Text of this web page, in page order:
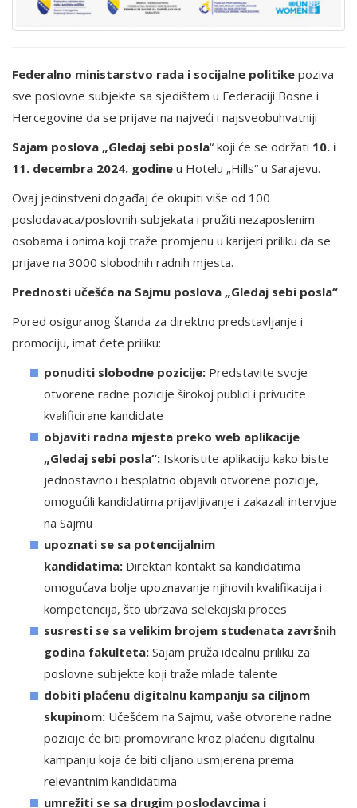
Federalno ministarstvo rada i socijalne politike poziva
sve poslovne subjekte sa sjedištem u Federaciji Bosne i
Hercegovine da se prijave na najveći i najsveobuhvatniji
Sajam poslova „Gledaj sebi posla“ koji će se održati 10. i
11. decembra 2024. godine u Hotelu „Hills“ u Sarajevu.
Ovaj jedinstveni događaj će okupiti više od 100
poslodavaca/poslovnih subjekata i pružiti nezaposlenim
osobama i onima koji traže promjenu u karijeri priliku da se
prijave na 3000 slobodnih radnih mjesta.
Prednosti učešća na Sajmu poslova „Gledaj sebi posla“
Pored osiguranog štanda za direktno predstavljanje i
promociju, imat ćete priliku:
ponuditi slobodne pozicije: Predstavite svoje
otvorene radne pozicije širokoj publici i privucite
kvalificirane kandidate
objaviti radna mjesta preko web aplikacije
„Gledaj sebi posla“: Iskoristite aplikaciju kako biste
jednostavno i besplatno objavili otvorene pozicije,
omogućili kandidatima prijavljivanje i zakazali intervjue
na Sajmu
upoznati se sa potencijalnim
kandidatima: Direktan kontakt sa kandidatima
omogućava bolje upoznavanje njihovih kvalifikacija i
kompetencija, što ubrzava selekcijski proces
susresti se sa velikim brojem studenata završnih
godina fakulteta: Sajam pruža idealnu priliku za
poslovne subjekte koji traže mlade talente
dobiti plaćenu digitalnu kampanju sa ciljnom
skupinom: Učešćem na Sajmu, vaše otvorene radne
pozicije će biti promovirane kroz plaćenu digitalnu
kampanju koja će biti ciljano usmjerena prema
relevantnim kandidatima
umrežiti se sa drugim poslodavcima i